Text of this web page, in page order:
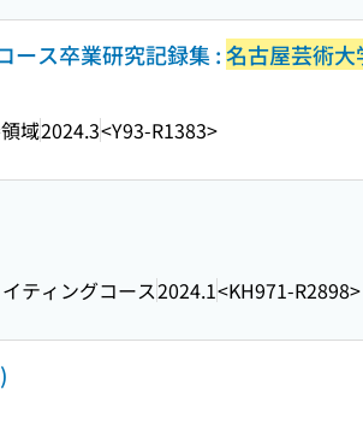
ース卒業研究記録集 :名古屋芸術大
域2024.3<Y93-R1383>
ティングコース2024.1<KH971-R2898>